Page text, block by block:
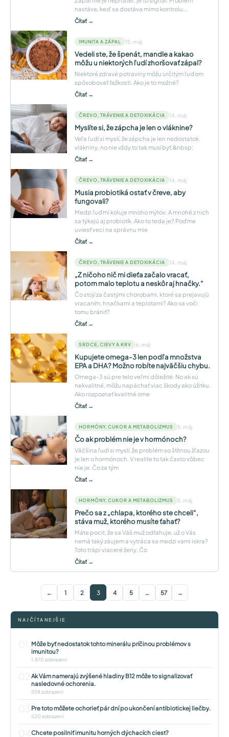
nastáva, keď sa dostáva mimo kontrolu...
Čítať →
IMUNITA A ZÁPAL 15. máj
Vedeli ste, že špenát, mandle a kakao
môžu u niektorých ľudí zhoršovať zápal?
Niektoré zdravé potraviny môžu určitým ľuďom
spôsobovať ťažkosti. Ako je to možné?
Čítať →
ČREVO, TRÁVENIE A DETOXIKÁCIA 14. máj
Myslíte si, že zápcha je len o vláknine?
Veľa ľudí si myslí, že zápcha je len nedostatok
vlákniny, no nie vždy to tak musí byť.&nbsp;
Čítať →
ČREVO, TRÁVENIE A DETOXIKÁCIA 14. máj
Musia probiotiká ostať v čreve, aby
fungovali?
Medzi ľuďmi koluje mnoho mýtov. A mnohé z nich
sa týkajú aj probiotík. Ako to teda je? Poďme
uviesť veci na správnu mie
Čítať →
ČREVO, TRÁVENIE A DETOXIKÁCIA 14. máj
„Z ničoho nič mi dieťa začalo vracať,
potom malo teplotu a neskôr aj hnačky.“
Čo stojí za častými chorobami, ktoré sa prejavujú
vracaním, hnačkami a teplotami? Ako sa voči
tomu brániť?
Čítať →
SRDCE, CIEVY A KRV 6. máj
Kupujete omega-3 len podľa množstva
EPA a DHA? Možno robíte najväčšiu chybu.
Omega-3 sú pre telo veľmi dôležité. No ak sú
nekvalitné, môžu napáchať viac škody ako úžitku.
Ako rozpoznať kvalitné ome
Čítať →
HORMÓNY, CUKOR A METABOLIZMUS 5. máj
Čo ak problém nie je v hormónoch?
Väčšina ľudí si myslí, že problém so štítnou žľazou
je len o hormónoch. V realite to tak často vôbec
nie je. Čo za tým
Čítať →
HORMÓNY, CUKOR A METABOLIZMUS 5. máj
Prečo sa z „chlapa, ktorého ste chceli“,
stáva muž, ktorého musíte ťahať?
Máte pocit, že sa Váš muž odťahuje, už o Vás
nemá taký záujem a vytráca sa medzi vami iskra?
Toto trápi viaceré ženy. Čo
Čítať →
← 1 2 3 4 5 … 57 →
NAJČÍTANEJŠIE
Môže byť nedostatok tohto minerálu príčinou problémov s
imunitou?
1,870 zobrazení
Ak Vám namerajú zvýšené hladiny B12 môže to signalizovať
nasledovné ochorenia.
558 zobrazení
Pre toto môžete ochorieť pár dní po ukončení antibiotickej liečby.
520 zobrazení
Chcete posilniť imunitu horných dýchacích ciest?